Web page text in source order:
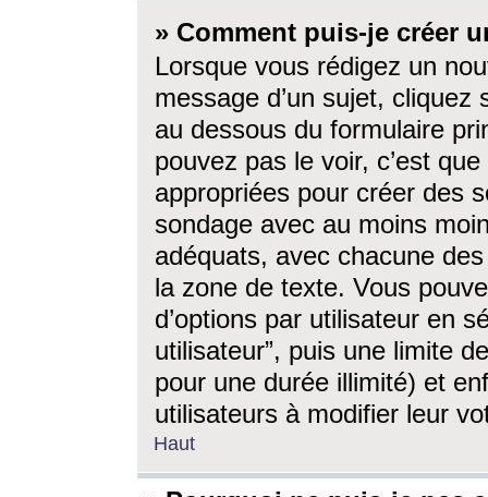
» Comment puis-je créer
Lorsque vous rédigez un
message d’un sujet, cliquez
au dessous du formulaire
pouvez pas le voir, c’est
appropriées pour créer des
sondage avec au moins
adéquats, avec chacune
la zone de texte. Vous
d’options par utilisateur en
utilisateur”, puis une limite
pour une durée illimité) et
utilisateurs à modifier leur
Haut